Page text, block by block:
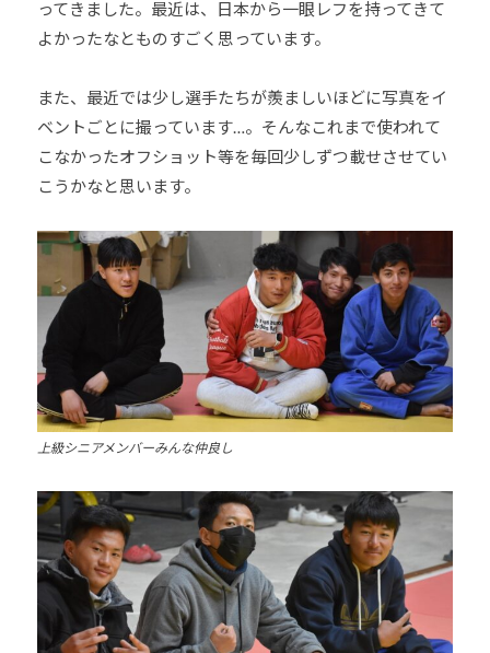
ってきました。最近は、日本から一眼レフを持ってきて
よかったなとものすごく思っています。
また、最近では少し選手たちが羨ましいほどに写真をイ
ベントごとに撮っています…。そんなこれまで使われて
こなかったオフショット等を毎回少しずつ載せさせてい
こうかなと思います。
上級シニアメンバーみんな仲良し